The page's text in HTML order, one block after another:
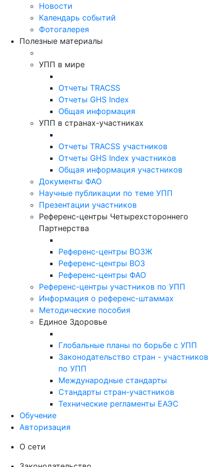
Новости
Календарь событий
Фотогалерея
Полезные материалы
УПП в мире
Отчеты TRACSS
Отчеты GHS Index
Общая информация
УПП в странах-участниках
Отчеты TRACSS участников
Отчеты GHS Index участников
Общая информация участников
Документы ФАО
Научные публикации по теме УПП
Презентации участников
Референс-центры Четырехстороннего
Партнерства
Референс-центры ВОЗЖ
Референс-центры ВОЗ
Референс-центры ФАО
Референс-центры участников по УПП
Информация о референс-штаммах
Методические пособия
Единое Здоровье
Глобальные планы по борьбе с УПП
Законодательство стран - участников
по УПП
Международные стандарты
Стандарты стран-участников
Технические регламенты ЕАЭС
Обучение
Авторизация
О сети